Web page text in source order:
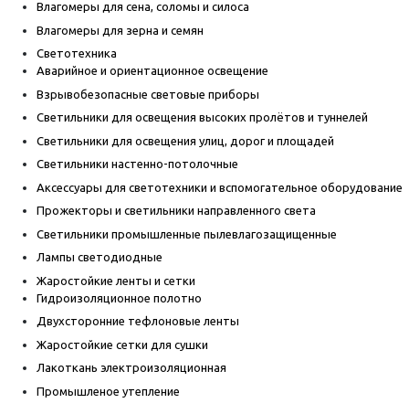
Влагомеры для сена, соломы и силоса
Влагомеры для зерна и семян
Светотехника
Аварийное и ориентационное освещение
Взрывобезопасные световые приборы
Светильники для освещения высоких пролётов и туннелей
Светильники для освещения улиц, дорог и площадей
Светильники настенно-потолочные
Аксессуары для светотехники и вспомогательное оборудование
Прожекторы и светильники направленного света
Светильники промышленные пылевлагозащищенные
Лампы светодиодные
Жаростойкие ленты и сетки
Гидроизоляционное полотно
Двухсторонние тефлоновые ленты
Жаростойкие сетки для сушки
Лакоткань электроизоляционная
Промышленое утепление